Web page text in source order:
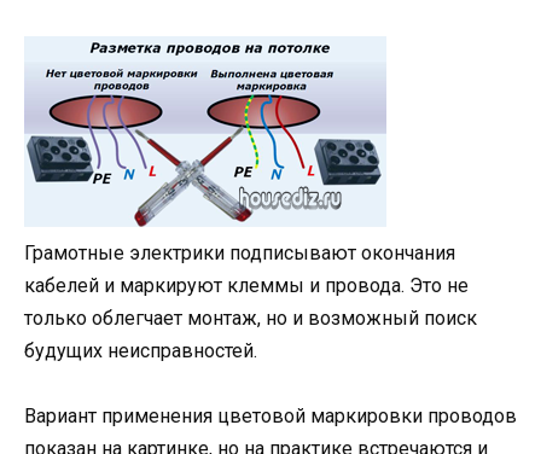
Грамотные электрики подписывают окончания
кабелей и маркируют клеммы и провода. Это не
только облегчает монтаж, но и возможный поиск
будущих неисправностей.
Вариант применения цветовой маркировки проводов
показан на картинке, но на практике встречаются и